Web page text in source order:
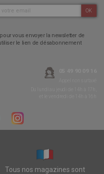
OK
vous envoyer la newsletter de
le lien de désabonnement
Tous nos magazines sont